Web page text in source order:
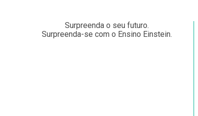
Surpreenda o seu futuro.
Surpreenda-se com o Ensino Einstein.